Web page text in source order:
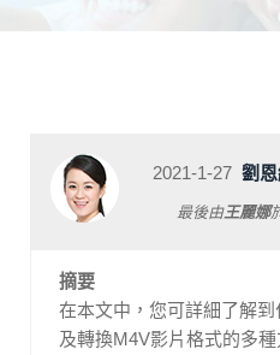
2021-1-27 劉
最後由王麗娜
摘要
在本文中，您可詳細了解
及轉換M4V影片格式的多